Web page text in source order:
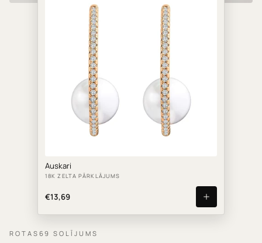
Auskari
18K ZELTA PĀRKLĀJUMS
€13,69
ROTAS69 SOLĪJUMS